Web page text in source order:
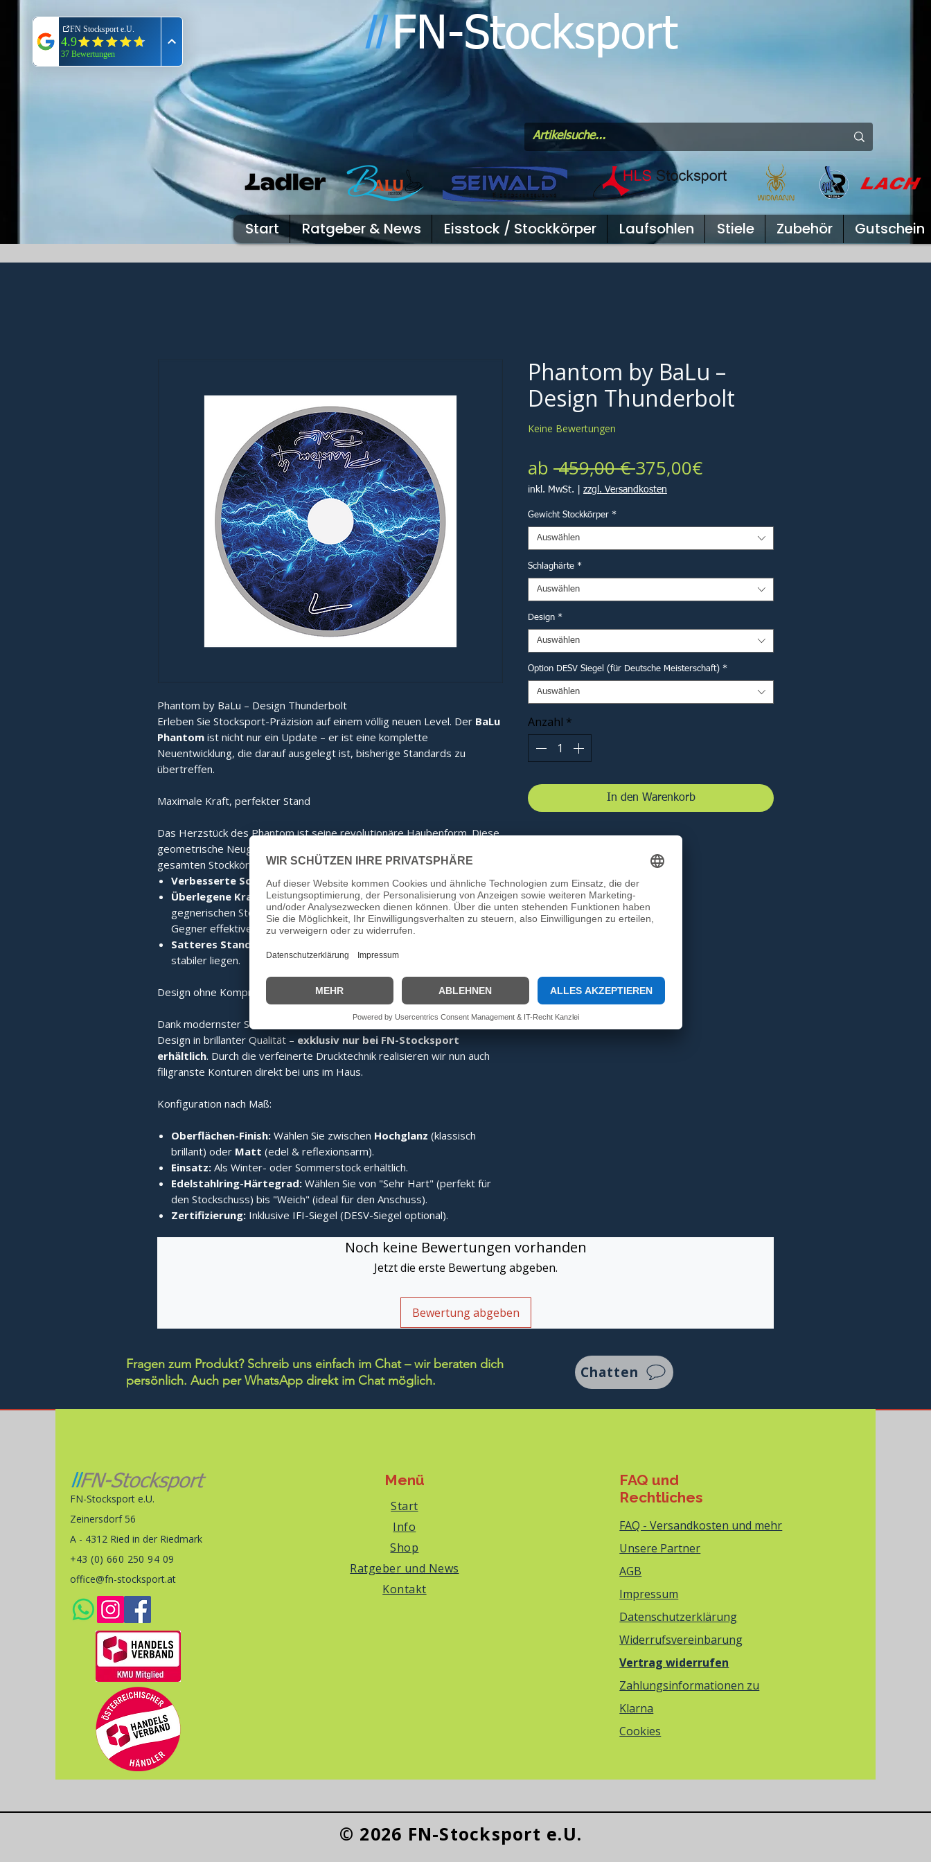
llFN-Stocksport
Start Ratgeber & News Eisstock / Stockkörper Laufsohlen Stiele Zubehör Gutschein
Phantom by BaLu – Design Thunderbolt
Erleben Sie Stocksport-Präzision auf einem völlig neuen Level. Der BaLu
Phantom ist nicht nur ein Update – er ist eine komplette
Neuentwicklung, die darauf ausgelegt ist, bisherige Standards zu
übertreffen.
Maximale Kraft, perfekter Stand
Das Herzstück des Phantom ist seine revolutionäre Haubenform. Diese
geometrische Neugestaltung sorgt für eine optimale Kraftverteilung im
gesamten Stockkörper. Das Ergebnis spüren Sie bei jedem Schuss:
Verbesserte Schlagkraft:Die Energie wird effizienter gebündelt.
Überlegene Kraftübertragung:Beim Kontakt mit dem
gegnerischen Stock wird die Energie direkter übertragen, was den
Gegner effektiver verdrängt.
Satteres Standvermögen:
stabiler liegen.
Design ohne Kompromisse (Exklusiv-Modell)
Dank modernster Sublimationsdruck-Technik bieten wir Ihnen dieses
Design in brillanter Qualität – exklusiv nur bei FN-Stocksport
erhältlich. Durch die verfeinerte Drucktechnik realisieren wir nun auch
filigranste Konturen direkt bei uns im Haus.
Konfiguration nach Maß:
Oberflächen-Finish: Wählen Sie zwischen Hochglanz (klassisch
brillant) oder Matt (edel & reflexionsarm).
Einsatz: Als Winter- oder Sommerstock erhältlich.
Edelstahlring-Härtegrad: Wählen Sie von "Sehr Hart" (perfekt für
den Stockschuss) bis "Weich" (ideal für den Anschuss).
Zertifizierung: Inklusive IFI-Siegel (DESV-Siegel optional).
Phantom by BaLu –
Design Thunderbolt
Keine Bewertungen
ab 459,00 € Standardpreis
375,00€Sale-
inkl. MwSt. zzgl. Versandkosten
Gewicht Stockkörper *
Auswählen
Schlaghärte *
Auswählen
Design *
Auswählen
Option DESV Siegel (für Deutsche Meisterschaft) *
Auswählen
Anzahl *
In den Warenkorb
Noch keine Bewertungen vorhanden
Jetzt die erste Bewertung abgeben.
Bewertung abgeben
Fragen zum Produkt? Schreib uns einfach im Chat – wir beraten dich
persönlich. Auch per WhatsApp direkt im Chat möglich. Chatten
FN-Stocksport e.U.
Zeinersdorf 56
A - 4312 Ried in der Riedmark
+43 (0) 660 250 94 09
office@fn-stocksport.at
Menü
Start
Info
Shop
Ratgeber und News
Kontakt
FAQ und
Rechtliches
FAQ - Versandkosten und mehr
Unsere Partner
AGB
Impressum
Datenschutzerklärung
Widerrufsvereinbarung
Vertrag widerrufen
Zahlungsinformationen zu
Klarna
Cookies
© 2026 FN-Stocksport e.U.